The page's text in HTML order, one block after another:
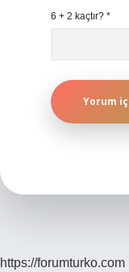
6 + 2 kaçtır? *
https://forumturko.com